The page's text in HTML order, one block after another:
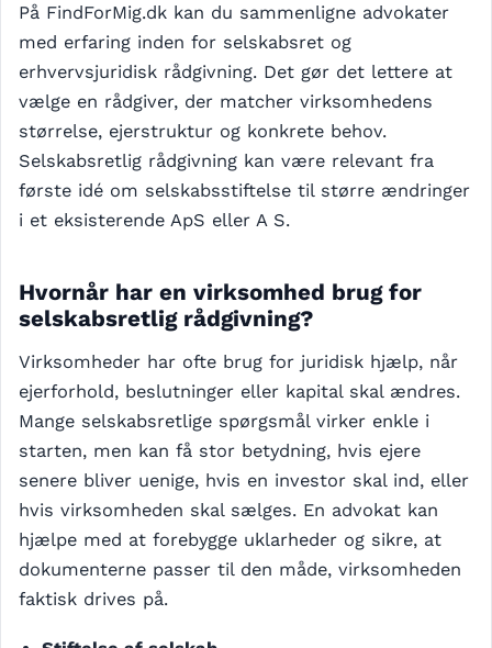
På FindForMig.dk kan du sammenligne advokater
med erfaring inden for selskabsret og
erhvervsjuridisk rådgivning. Det gør det lettere at
vælge en rådgiver, der matcher virksomhedens
størrelse, ejerstruktur og konkrete behov.
Selskabsretlig rådgivning kan være relevant fra
første idé om selskabsstiftelse til større ændringer
i et eksisterende ApS eller A S.
Hvornår har en virksomhed brug for
selskabsretlig rådgivning?
Virksomheder har ofte brug for juridisk hjælp, når
ejerforhold, beslutninger eller kapital skal ændres.
Mange selskabsretlige spørgsmål virker enkle i
starten, men kan få stor betydning, hvis ejere
senere bliver uenige, hvis en investor skal ind, eller
hvis virksomheden skal sælges. En advokat kan
hjælpe med at forebygge uklarheder og sikre, at
dokumenterne passer til den måde, virksomheden
faktisk drives på.